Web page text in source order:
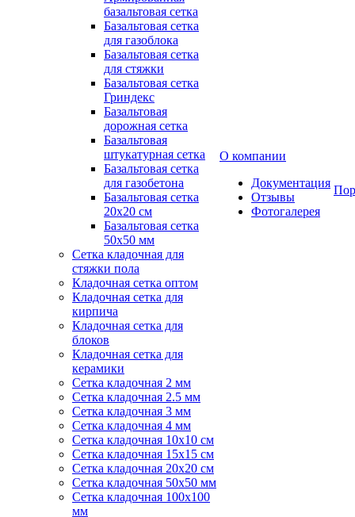
базальтовая сетка
Базальтовая сетка
для газоблока
Базальтовая сетка
для стяжки
Базальтовая сетка
Гриндекс
Базальтовая
дорожная сетка
Базальтовая
штукатурная сетка
Базальтовая сетка
для газобетона
Базальтовая сетка
20x20 см
Базальтовая сетка
50x50 мм
Сетка кладочная для
стяжки пола
Кладочная сетка оптом
Кладочная сетка для
кирпича
Кладочная сетка для
блоков
Кладочная сетка для
керамики
Сетка кладочная 2 мм
Сетка кладочная 2.5 мм
Сетка кладочная 3 мм
Сетка кладочная 4 мм
Сетка кладочная 10x10 см
Сетка кладочная 15x15 см
Сетка кладочная 20x20 см
Сетка кладочная 50x50 мм
Сетка кладочная 100x100
мм
О компании
Документация
Отзывы
Фотогалерея